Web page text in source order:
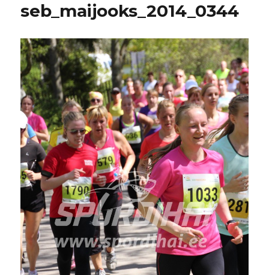
seb_maijooks_2014_0344